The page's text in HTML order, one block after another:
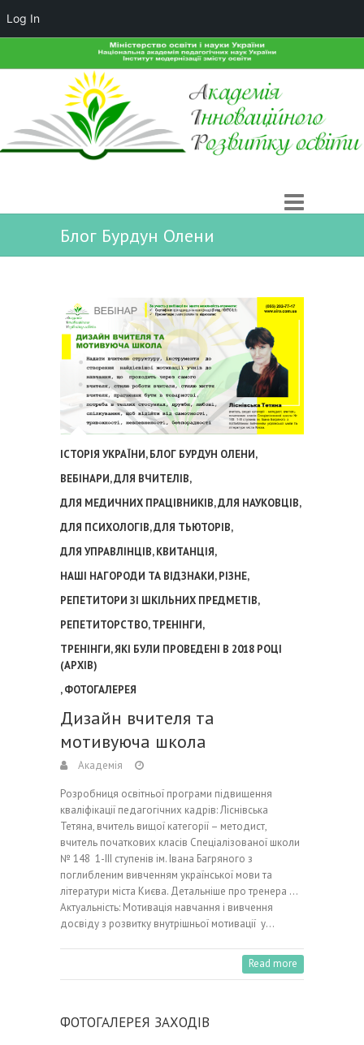
Блог Бурдун Олени
ІСТОРІЯ УКРАЇНИ,БЛОГ БУРДУН ОЛЕНИ,
ВЕБІНАРИ,ДЛЯ ВЧИТЕЛІВ,
ДЛЯ МЕДИЧНИХ ПРАЦІВНИКІВ,ДЛЯ НАУКОВЦІВ,
ДЛЯ ПСИХОЛОГІВ,ДЛЯ ТЬЮТОРІВ,
ДЛЯ УПРАВЛІНЦІВ,КВИТАНЦІЯ,
НАШІ НАГОРОДИ ТА ВІДЗНАКИ,РІЗНЕ,
РЕПЕТИТОРИ ЗІ ШКІЛЬНИХ ПРЕДМЕТІВ,
РЕПЕТИТОРСТВО,ТРЕНІНГИ,
ТРЕНІНГИ, ЯКІ БУЛИ ПРОВЕДЕНІ В 2018 РОЦІ
(АРХІВ)
,ФОТОГАЛЕРЕЯ
Дизайн вчителя та
мотивуюча школа
Академія
Розробниця освітньої програми підвищення
кваліфікації педагогічних кадрів: Ліснівська
Тетяна, вчитель вищої категорії – методист,
вчитель початкових класів Спеціалізованої школи
№ 148 1-ІІІ ступенів ім. Івана Багряного з
поглибленим вивченням української мови та
літератури міста Києва. Детальніше про тренера …
Актуальність: Мотивація навчання і вивчення
досвіду з розвитку внутрішньої мотивації у…
Read more
ФОТОГАЛЕРЕЯ ЗАХОДІВ
Log In